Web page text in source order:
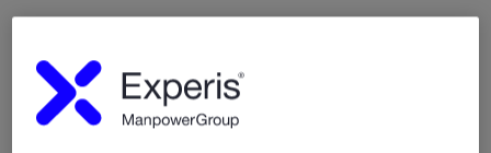
Funciones